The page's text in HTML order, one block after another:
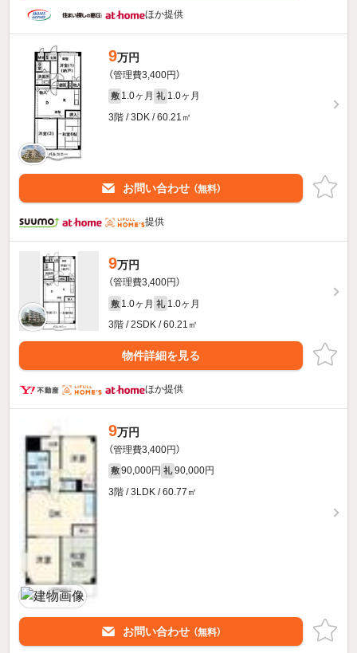
ほか提供
9万円
（管理費3,400円）
敷 1.0ヶ月 礼 1.0ヶ月
3階 / 3DK / 60.21㎡
お問い合わせ （無料）
提供
9万円
（管理費3,400円）
敷 1.0ヶ月 礼 1.0ヶ月
3階 / 2SDK / 60.21㎡
物件詳細を見る
ほか提供
9万円
（管理費3,400円）
敷 90,000円 礼 90,000円
3階 / 3LDK / 60.77㎡
お問い合わせ （無料）